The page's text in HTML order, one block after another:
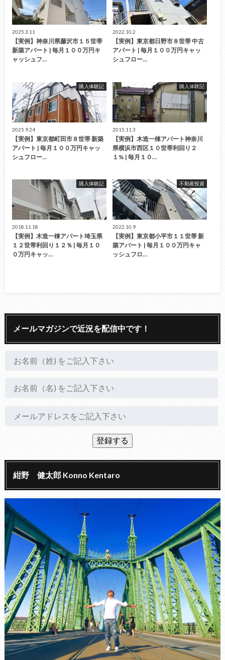
2025.3.11
【実例】神奈川県藤沢市１５世帯
新築アパート | 毎月１００万円キ
ャッシュフ…
2022.10.2
【実例】東京都日野市８世帯 中古
アパート | 毎月１００万円キャッ
シュフロー…
購入体験記
2025.9.24
【実例】東京都町田市８世帯 新築
アパート | 毎月１００万円キャッ
シュフロー…
購入体験記
2015.11.3
【実例】木造一棟アパート神奈川
県横浜市西区１０世帯利回り２
１% | 毎月１０…
購入体験記
2018.11.18
【実例】木造一棟アパート埼玉県
１２世帯利回り１２％ | 毎月１０
０万円キャッ…
不動産投資
2022.10.9
【実例】東京都小平市１１世帯 新
築アパート | 毎月１００万円キャ
ッシュフロ…
メールマガジンで近況を配信中です！
紺野 健太郎 Konno Kentaro